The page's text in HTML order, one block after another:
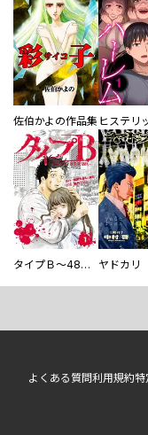
佐伯かよの作品集
タイプＢ～48時間後、致死率100％～【単話】 ヤドカリ
よくある質問利用規約特